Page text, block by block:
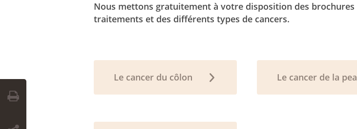
Nous mettons gratuitement à votre disposition des
traitements et des différents types de cancers.
Le cancer du côlon Le cancer de la